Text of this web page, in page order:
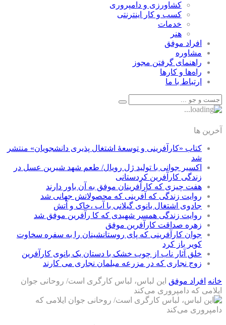
كشاورزی و دامپروری
كسب و كار اينترنتی
خدمات
هنر
افراد موفق
مشاوره
راهنمای گرفتن مجوز
راه‌ها و كارها
ارتباط با ما
آخرین ها
کتاب «کارآفرینی و توسعۀ اشتغال پذیری دانشجویان» منتشر
شد
اکسیر جوانی با تولید ژل رویال/ طعم شهد شیرین عسل‌ در
زندگی کارآفرین کردستانی
هفت چیزی که کارآفرینان موفق به آن باور دارند
روایت زندگی که آفرینی که محصولاتش جهانی شد
جادوی اشتغال بانوی گیلانی با آب ،خاک و آتش
روایت زندگی همسر شهیدی که کا رآفرین موفق شد
زهره صداقت کارآفرین موفق
جوان کارآفرینی که پای روستانشینان را به سفره سخاوت
کویر باز کرد
خلق آثار ناب از چوب خشک با دستان یک بانوی کارآفرین
زوج نجاری که در مزرعه مبلمان نجاری می کارند
خانه افراد موفق این لباس، لباس کارگری است/ روحانی جوان
ایلامی که دامپروری می‌کند